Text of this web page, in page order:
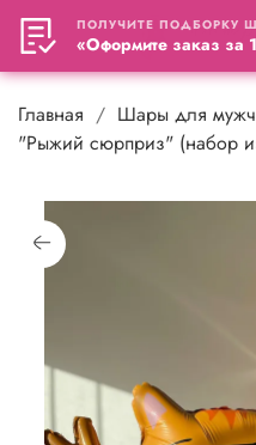
Главная
Шары для
"Рыжий сюрприз" (набор
«Оформите заказ за